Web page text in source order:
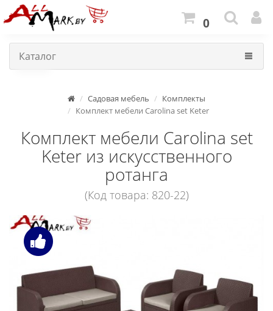
0
Каталог
Садовая мебель
Комплекты
Комплект мебели Carolina set Keter
Комплект мебели Carolina set
Keter из искусственного
ротанга
(Код товара: 820-22)